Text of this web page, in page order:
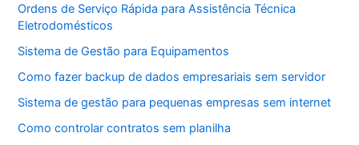
Ordens de Serviço Rápida para Assistência Técnica
Eletrodomésticos
Sistema de Gestão para Equipamentos
Como fazer backup de dados empresariais sem servidor
Sistema de gestão para pequenas empresas sem internet
Como controlar contratos sem planilha